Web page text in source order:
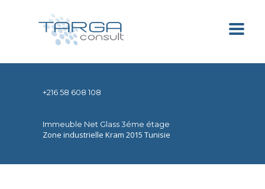
+216 58 608 108
Immeuble Net Glass 3éme étage
Zone industrielle Kram 2015 Tunisie